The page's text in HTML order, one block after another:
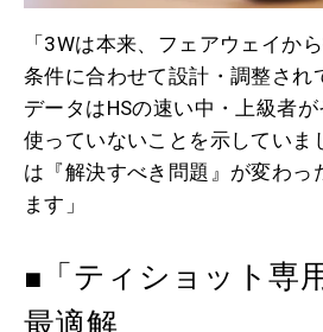
「3Wは本来、フェアウェイか
条件に合わせて設計・調整され
データはHSの速い中・上級者
使っていないことを示していま
は『解決すべき問題』が変わっ
ます」
■「ティショット専
最適解